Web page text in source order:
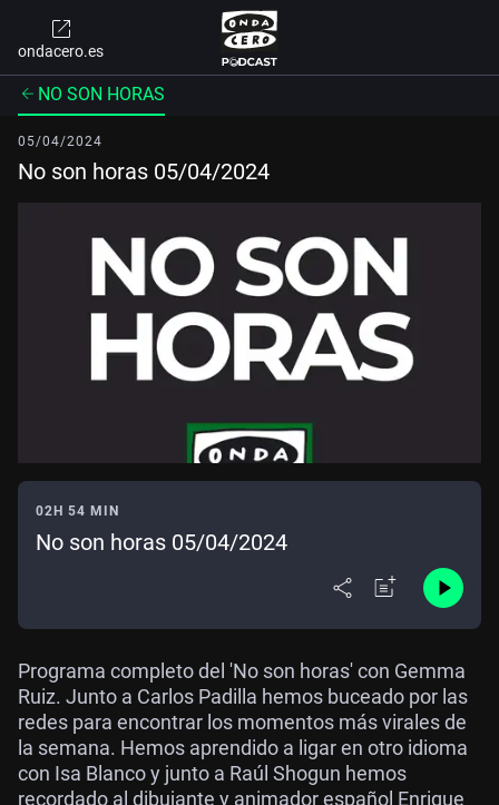
ondacero.es
NO SON HORAS
05/04/2024
No son horas 05/04/2024
02H 54 MIN
No son horas 05/04/2024
Programa completo del 'No son horas' con Gemma
Ruiz. Junto a Carlos Padilla hemos buceado por las
redes para encontrar los momentos más virales de
la semana. Hemos aprendido a ligar en otro idioma
con Isa Blanco y junto a Raúl Shogun hemos
recordado al dibujante y animador español Enrique